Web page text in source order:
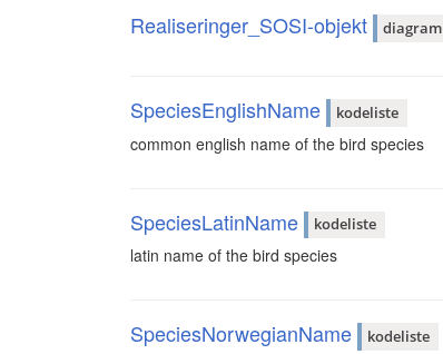
Realiseringer_SOSI-objekt diagram
SpeciesEnglishName kodeliste
common english name of the bird species
SpeciesLatinName kodeliste
latin name of the bird species
SpeciesNorwegianName kodeliste